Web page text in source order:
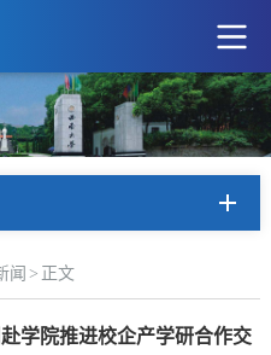
闻 > 正文
学院推进校企产学研合作交